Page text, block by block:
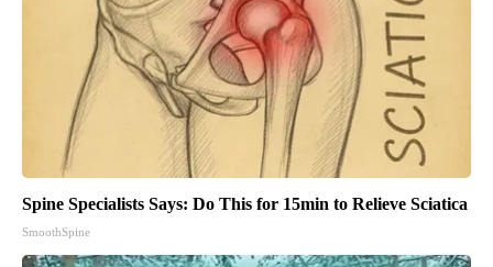
Spine Specialists Says: Do This for 15min to Relieve Sciatica
SmoothSpine